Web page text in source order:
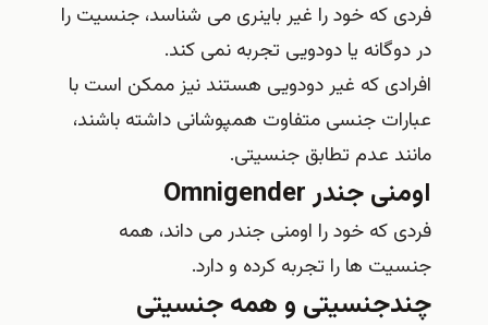
فردی که خود را غیر باینری می شناسد، جنسیت را
در دوگانه یا دودویی تجربه نمی کند.
افرادی که غیر دودویی هستند نیز ممکن است با
عبارات جنسی متفاوت همپوشانی داشته باشند،
مانند عدم تطابق جنسیتی.
اومنی جندر Omnigender
فردی که خود را اومنی جندر می‌ داند، همه
جنسیت‌ ها را تجربه کرده و دارد.
چندجنسیتی و همه جنسیتی